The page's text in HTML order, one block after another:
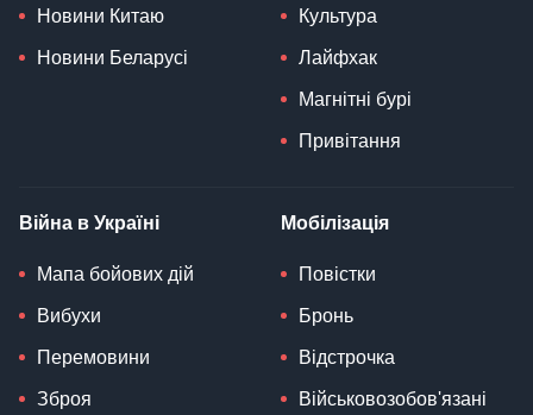
Новини Китаю
Новини Беларусі
Культура
Лайфхак
Магнітні бурі
Привітання
Війна в Україні
Мапа бойових дій
Вибухи
Перемовини
Зброя
Мобілізація
Повістки
Бронь
Відстрочка
Військовозобов'язані